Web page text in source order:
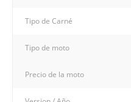
Tipo de Carné
Tipo de moto
Precio de la moto